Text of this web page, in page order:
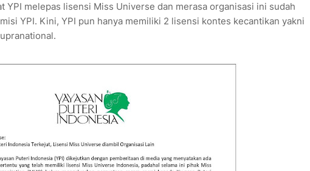
YPI melepas lisensi Miss Universe dan merasa organisasi ini sudah
YPI. Kini, YPI pun hanya memiliki 2 lisensi kontes kecantikan yakni